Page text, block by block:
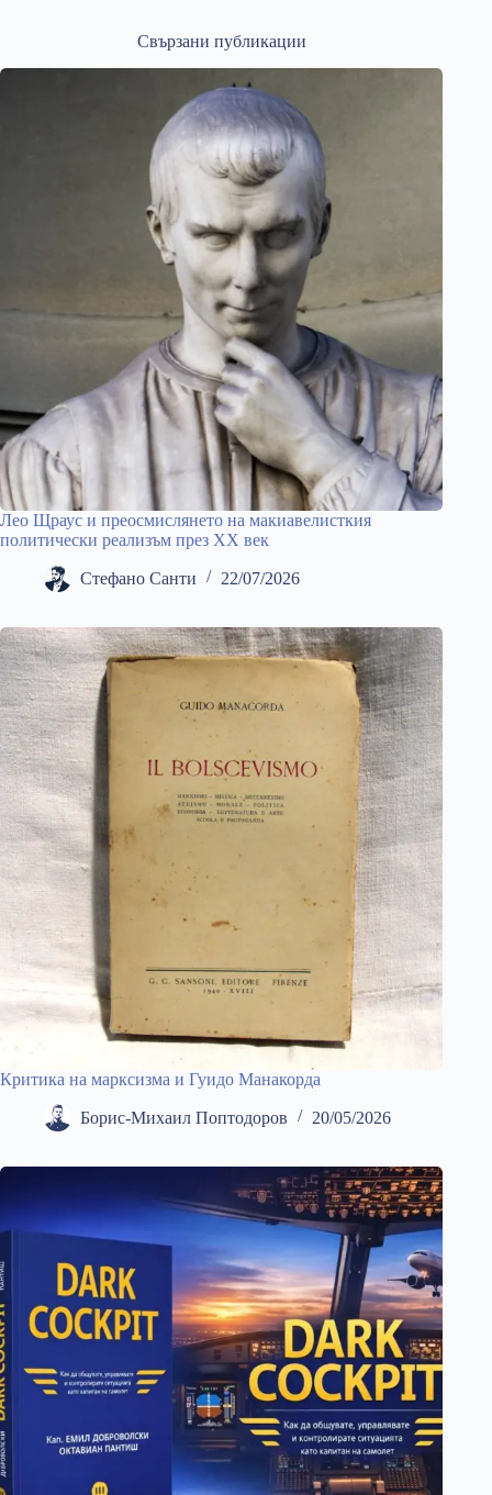
Свързани публикации
Лео Щраус и преосмислянето на макиавелисткия
политически реализъм през ХХ век
Стефано Санти 22/07/2026
Критика на марксизма и Гуидо Манакорда
Борис-Михаил Поптодоров 20/05/2026